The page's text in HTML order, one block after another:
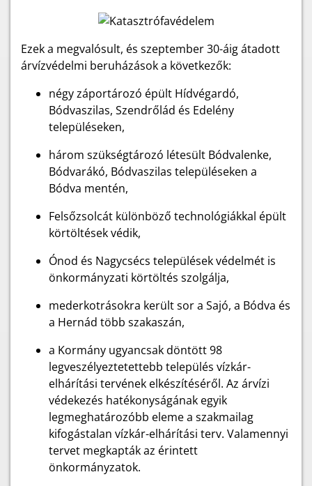
Ezek a megvalósult, és szeptember 30-áig átadott
árvízvédelmi beruházások a következők:
négy záportározó épült Hídvégardó,
Bódvaszilas, Szendrőlád és Edelény
településeken,
három szükségtározó létesült Bódvalenke,
Bódvarákó, Bódvaszilas településeken a
Bódva mentén,
Felsőzsolcát különböző technológiákkal épült
körtöltések védik,
Ónod és Nagycsécs települések védelmét is
önkormányzati körtöltés szolgálja,
mederkotrásokra került sor a Sajó, a Bódva és
a Hernád több szakaszán,
a Kormány ugyancsak döntött 98
legveszélyeztetettebb település vízkár-
elhárítási tervének elkészítéséről. Az árvízi
védekezés hatékonyságának egyik
legmeghatározóbb eleme a szakmailag
kifogástalan vízkár-elhárítási terv. Valamennyi
tervet megkapták az érintett
önkormányzatok.